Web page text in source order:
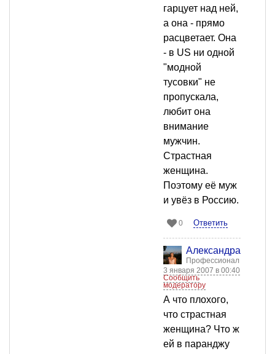
гарцует над ней,
а она - прямо
расцветает. Она
- в US ни одной
"модной
тусовки" не
пропускала,
любит она
внимание
мужчин.
Страстная
женщина.
Поэтому её муж
и увёз в Россию.
0 Ответить
Александра
Профессионал
3 января 2007 в 00:40
Сообщить
модератору
А что плохого,
что страстная
женщина? Что ж
ей в паранджу